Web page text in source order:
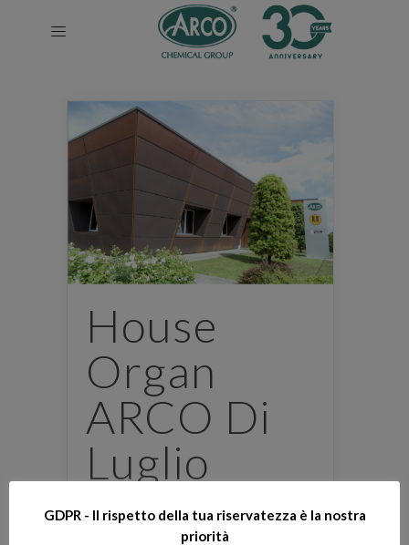
House
Organ
ARCO Di
Luglio
Di cosa si parla nel nuovo numero
dell’house organ ARCO di luglio?
GDPR - Il rispetto della tua riservatezza è la nostra
priorità